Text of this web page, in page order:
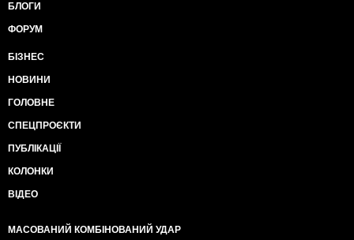
БЛОГИ
ФОРУМ
БІЗНЕС
НОВИНИ
ГОЛОВНЕ
СПЕЦПРОЄКТИ
ПУБЛІКАЦІЇ
КОЛОНКИ
ВІДЕО
МАСОВАНИЙ КОМБІНОВАНИЙ УДАР